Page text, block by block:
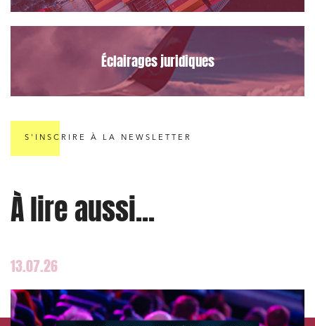
Éclairages juridiques
S'INSCRIRE À LA NEWSLETTER
À lire aussi...
13.07.26
Relations commerciales et contrats
solidaire
Immobilier et habitat
Règlement des litiges